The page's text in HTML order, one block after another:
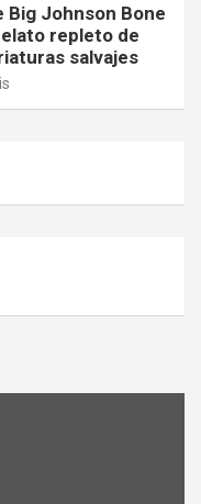
Johnson Bone
repleto de
salvajes